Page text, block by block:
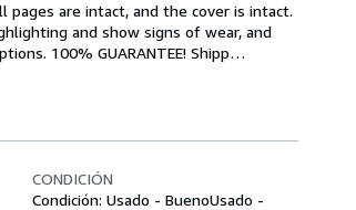
pages are intact, and the cover is intact.
and show signs of wear, and
100% GUARANTEE! Shipp…
CONDICIÓN
Condición: Usado - BuenoUsado -